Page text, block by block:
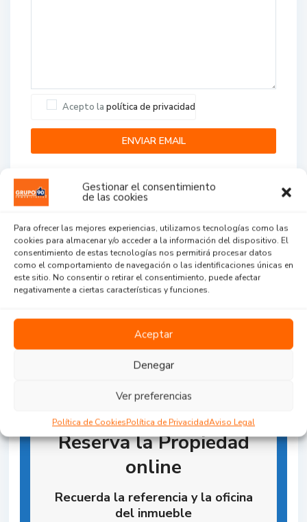
Gestionar el consentimiento
de las cookies
Para ofrecer las mejores experiencias, utilizamos tecnologías como las
cookies para almacenar y/o acceder a la información del dispositivo. El
consentimiento de estas tecnologías nos permitirá procesar datos
como el comportamiento de navegación o las identificaciones únicas en
este sitio. No consentir o retirar el consentimiento, puede afectar
negativamente a ciertas características y funciones.
Aceptar
Denegar
Ver preferencias
Política de CookiesPolítica de PrivacidadAviso Legal
Acepto la política de privacidad
Agent Reviews
...
Reserva la Propiedad
online
Recuerda la referencia y la oficina
del inmueble